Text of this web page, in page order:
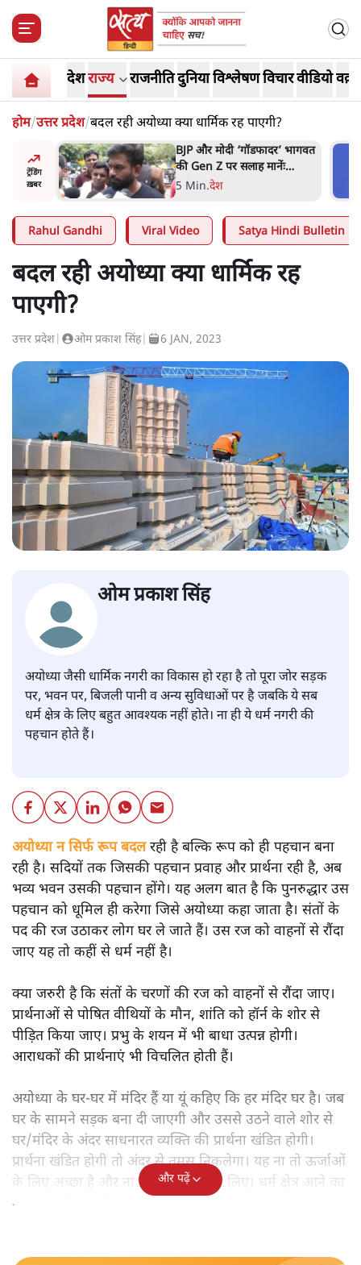
देशराज्य राजनीतिदुनियाविश्लेषणविचारवीडियो
होम/उत्तर प्रदेश/बदल रही अयोध्या क्या धार्मिक रह पाएगी?
ट्रेंडिंग
ख़बर
भागवत
मार्क ज़करबर्ग का माफीनामाः ये
बहुत अंदर की बात है
9 Min.विश्लेषण
Rahul Gandhi Viral Video Satya Hindi Bulletin
बदल रही अयोध्या क्या धार्मिक रह
पाएगी?
उत्तर प्रदेश ओम प्रकाश सिंह| 6 JAN, 2023
ओम प्रकाश सिंह
अयोध्या जैसी धार्मिक नगरी का विकास हो रहा है तो पूरा जोर सड़क
पर, भवन पर, बिजली पानी व अन्य सुविधाओं पर है जबकि ये सब
धर्म क्षेत्र के लिए बहुत आवश्यक नहीं होते। ना ही ये धर्म नगरी की
पहचान होते हैं।
अयोध्या न सिर्फ रूप बदल रही है बल्कि रूप को ही पहचान बना
रही है। सदियों तक जिसकी पहचान प्रवाह और प्रार्थना रही है, अब
भव्य भवन उसकी पहचान होंगे। यह अलग बात है कि पुनरुद्धार उस
पहचान को धूमिल ही करेगा जिसे अयोध्या कहा जाता है। संतों के
पद की रज उठाकर लोग घर ले जाते हैं। उस रज को वाहनों से रौंदा
जाए यह तो कहीं से धर्म नहीं है।
क्या जरुरी है कि संतों के चरणों की रज को वाहनों से रौंदा जाए।
प्रार्थनाओं से पोषित वीथियों के मौन, शांति को हॉर्न के शोर से
पीड़ित किया जाए। प्रभु के शयन में भी बाधा उत्पन्न होगी।
आराधकों की प्रार्थनाएं भी विचलित होती हैं।
अयोध्या के घर-घर में मंदिर हैं या यूं कहिए कि हर मंदिर घर है। जब
घर के सामने सड़क बना दी जाएगी और उससे उठने वाले शोर से
घर/मंदिर के अंदर साधनारत व्यक्ति की प्रार्थना खंडित होगी।
प्रार्थना खंडित होगी तो अंदर से तमस निकलेगा। यह ना तो ऊर्जाओं
के लिए अच्छा है और ना ही व्यवस्थाओं के लिए। धर्म क्षेत्र आने का
मतलब है कि सब चिंताओं को छोड़कर आना।
और पढ़ें